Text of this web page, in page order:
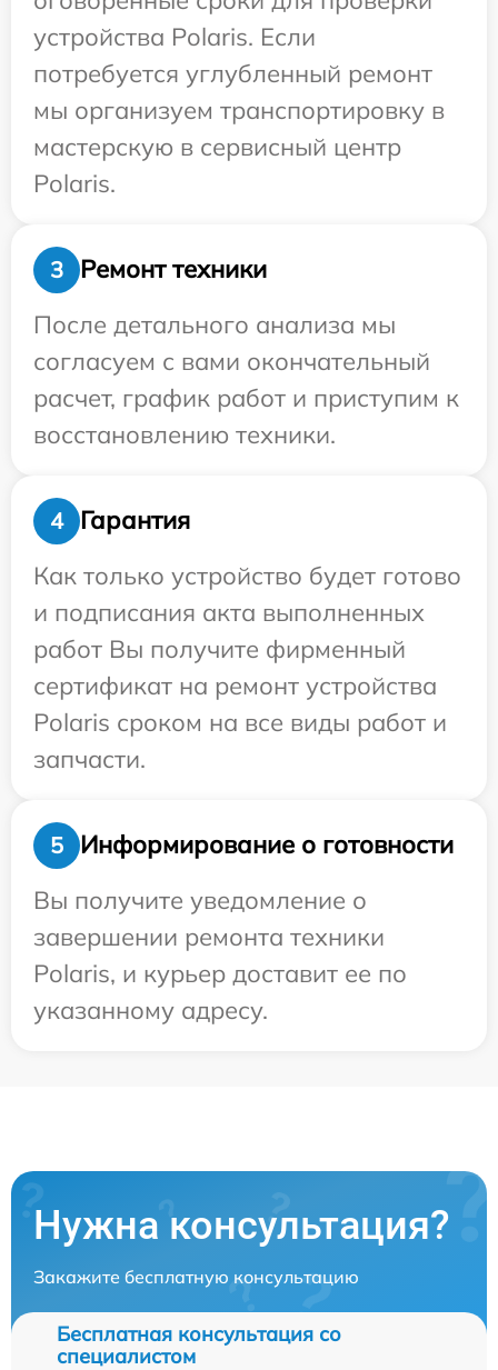
устройства Polaris. Если
потребуется углубленный ремонт
мы организуем транспортировку в
мастерскую в сервисный центр
Polaris.
3
Ремонт техники
После детального анализа мы
согласуем с вами окончательный
расчет, график работ и приступим к
восстановлению техники.
4
Гарантия
Как только устройство будет готово
и подписания акта выполненных
работ Вы получите фирменный
сертификат на ремонт устройства
Polaris сроком на все виды работ и
запчасти.
5
Информирование о готовности
Вы получите уведомление о
завершении ремонта техники
Polaris, и курьер доставит ее по
указанному адресу.
Нужна консультация?
Закажите бесплатную консультацию
Бесплатная консультация со
специалистом